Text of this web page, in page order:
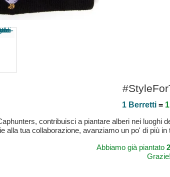
1 Berretti=
contribuisci a piantare alberi nei luoghi
alla tua collaborazione, avanziamo un po' di più
Abbiamo già piantato
Grazie!